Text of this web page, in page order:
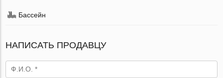
Бассейн
НАПИСАТЬ ПРОДАВЦУ